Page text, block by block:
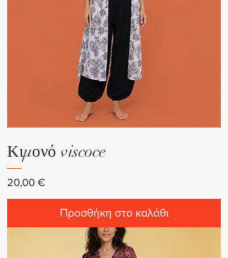
Κιμονό viscoce
Τιμή
20,00 €
Προσθήκη στο καλάθι